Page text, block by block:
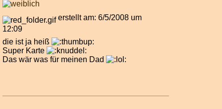
erstellt am: 6/5/2008 um
12:09
die ist ja heiß
Super Karte
Das wär was für meinen Dad